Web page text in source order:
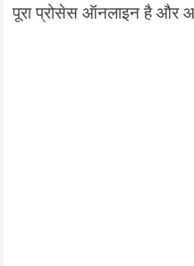
पूरा प्रोसेस ऑनलाइन है और